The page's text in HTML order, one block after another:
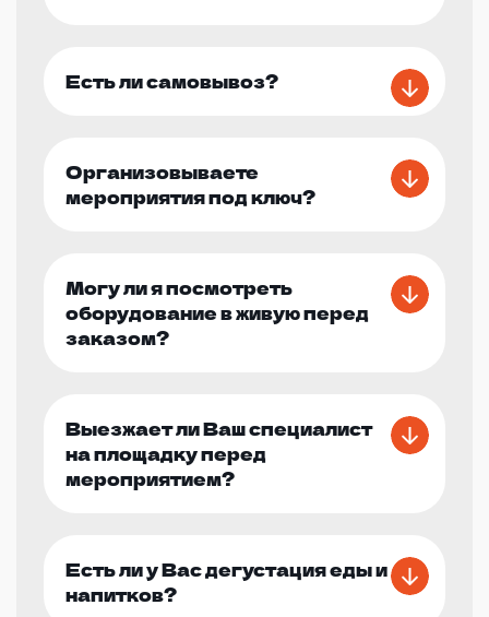
Есть ли самовывоз?
Организовываете
мероприятия под ключ?
Могу ли я посмотреть
оборудование в живую перед
заказом?
Выезжает ли Ваш специалист
на площадку перед
мероприятием?
Есть ли у Вас дегустация еды и
напитков?